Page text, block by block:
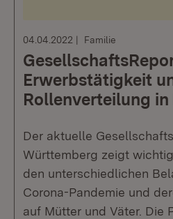
04.04.2022 Familie
Erwerbstätigkeit
Rollenverteilung in
Der aktuelle
Württemberg zeigt
den unterschiedlichen
Corona-Pandemie und
auf Mütter und Väter. Die